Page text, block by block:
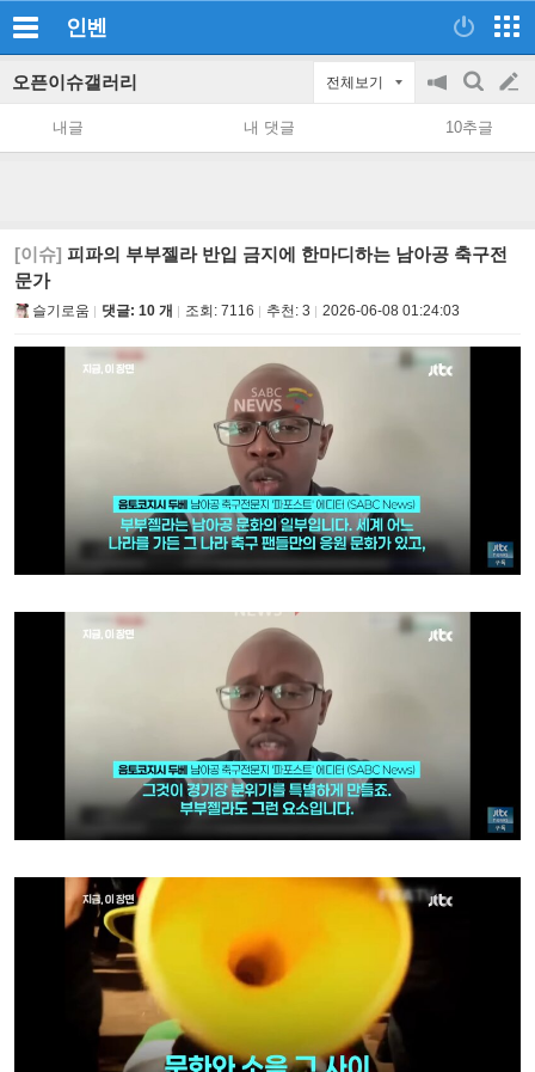
인벤
오픈이슈갤러리 전체보기
공
지
on/off
검
색
글
쓰
내글 내 댓글 10추글
[이슈] 피파의 부부젤라 반입 금지에 한마디하는 남아공 축구전
문가
슬기로움 댓글: 10 개 조회: 7116 추천: 3 2026-06-08 01:24:03